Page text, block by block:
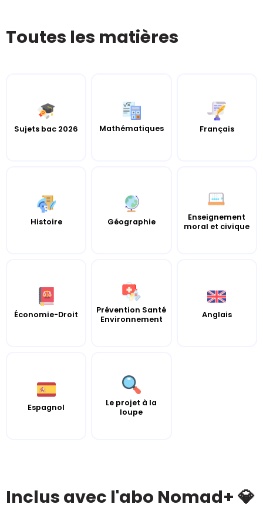
Toutes les matières
Sujets bac 2026 Mathématiques Français
Histoire Géographie
Enseignement
moral et civique
Économie-Droit
Prévention Santé
Environnement
Anglais
Espagnol
Le projet à la
loupe
Inclus avec l'abo Nomad+ 💎